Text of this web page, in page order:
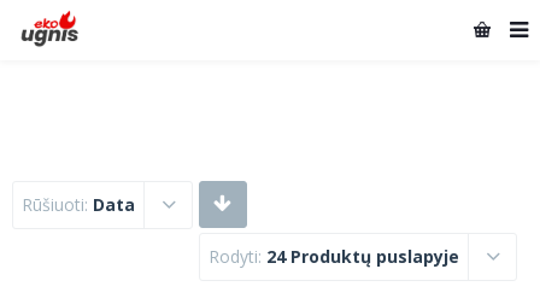
Rūšiuoti: Data
Rodyti: 24 Produktų puslapyje